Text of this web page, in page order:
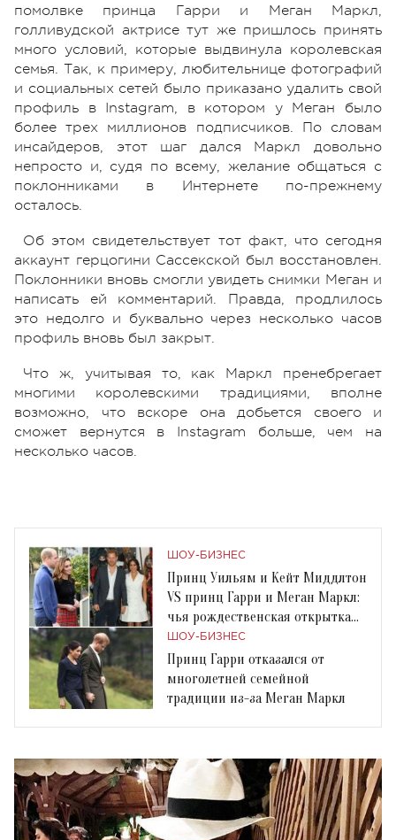
помолвке принца Гарри и Меган Маркл,
голливудской актрисе тут же пришлось принять
много условий, которые выдвинула королевская
семья. Так, к примеру, любительнице фотографий
и социальных сетей было приказано удалить свой
профиль в Instagram, в котором у Меган было
более трех миллионов подписчиков. По словам
инсайдеров, этот шаг дался Маркл довольно
непросто и, судя по всему, желание общаться с
поклонниками в Интернете по-прежнему
осталось.
Об этом свидетельствует тот факт, что сегодня
аккаунт герцогини Сассекской был восстановлен.
Поклонники вновь смогли увидеть снимки Меган и
написать ей комментарий. Правда, продлилось
это недолго и буквально через несколько часов
профиль вновь был закрыт.
Что ж, учитывая то, как Маркл пренебрегает
многими королевскими традициями, вполне
возможно, что вскоре она добьется своего и
сможет вернутся в Instagram больше, чем на
несколько часов.
ШОУ-БИЗНЕС
Принц Уильям и Кейт Миддлтон
VS принц Гарри и Меган Маркл:
чья рождественская открытка
лучше?
ШОУ-БИЗНЕС
Принц Гарри отказался от
многолетней семейной
традиции из-за Меган Маркл